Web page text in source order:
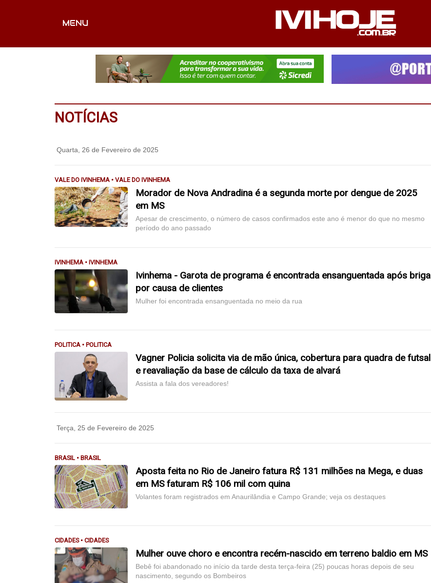
MENU
FALE CONOSCO
NOTÍCIAS
Quarta, 26 de Fevereiro de 2025
VALE DO IVINHEMA • VALE DO IVINHEMA
Morador de Nova Andradina é a segunda morte por dengue de 2025
em MS
Apesar de crescimento, o número de casos confirmados este ano é menor do que no mesmo
período do ano passado
IVINHEMA • IVINHEMA
Ivinhema - Garota de programa é encontrada ensanguentada após briga
por causa de clientes
Mulher foi encontrada ensanguentada no meio da rua
POLITICA • POLITICA
Vagner Policia solicita via de mão única, cobertura para quadra de futsal
e reavaliação da base de cálculo da taxa de alvará
Assista a fala dos vereadores!
Terça, 25 de Fevereiro de 2025
BRASIL • BRASIL
Aposta feita no Rio de Janeiro fatura R$ 131 milhões na Mega, e duas
em MS faturam R$ 106 mil com quina
Volantes foram registrados em Anaurilândia e Campo Grande; veja os destaques
CIDADES • CIDADES
Mulher ouve choro e encontra recém-nascido em terreno baldio em MS
Bebê foi abandonado no início da tarde desta terça-feira (25) poucas horas depois de seu
nascimento, segundo os Bombeiros